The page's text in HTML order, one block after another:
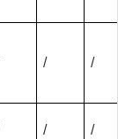
/ /
/ /